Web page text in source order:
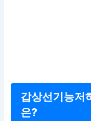
갑상선기능저
은?